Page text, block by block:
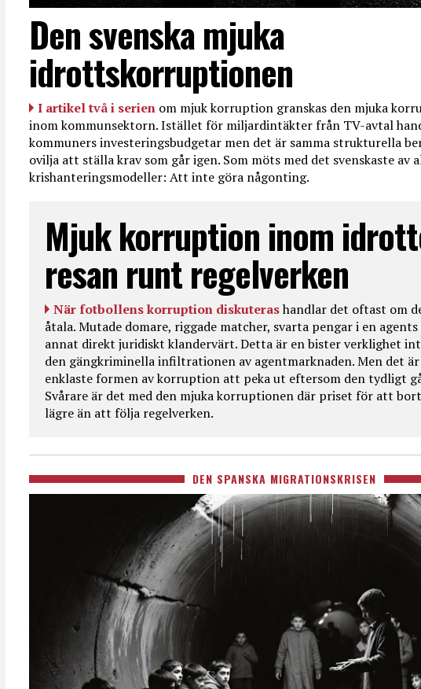
Den svenska mjuka
idrottskorruptionen
I artikel två i serien om mjuk korruption granskas den mjuka
inom kommunsektorn. Istället för miljardintäkter från TV-avtal
kommuners investeringsbudgetar men det är samma strukturella
ovilja att ställa krav som går igen. Som möts med det svenskaste av
krishanteringsmodeller: Att inte göra någonting.
Mjuk korruption inom
resan runt regelverken
När fotbollens korruption diskuterashandlar det oftast om
åtala. Mutade domare, riggade matcher, svarta pengar i en
annat direkt juridiskt klandervärt. Detta är en bister verklighet
den gängkriminella infiltrationen av agentmarknaden. Men det är
enklaste formen av korruption att peka ut eftersom den tydligt
Svårare är det med den mjuka korruptionen där priset för att
lägre än att följa regelverken.
DEN SPANSKA MIGRATIONSKRISEN